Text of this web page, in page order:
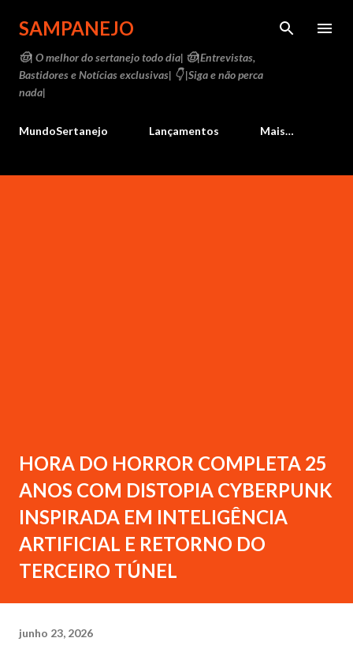
Pular para o conteúdo principal
SAMPANEJO
🤠| O melhor do sertanejo todo dia| 🤠|Entrevistas,
Bastidores e Notícias exclusivas| 👇 |Siga e não perca
nada|
MundoSertanejo Lançamentos Mais…
HORA DO HORROR COMPLETA 25
ANOS COM DISTOPIA CYBERPUNK
INSPIRADA EM INTELIGÊNCIA
ARTIFICIAL E RETORNO DO
TERCEIRO TÚNEL
junho 23, 2026